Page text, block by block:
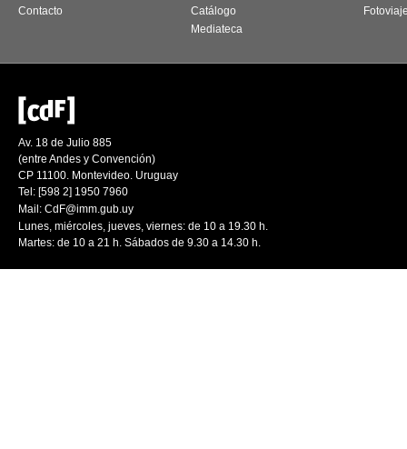
Contacto
Catálogo
Mediateca
Av. 18 de Julio 885
(entre Andes y Convención)
CP 11100. Montevideo. Uruguay
Tel: [598 2] 1950 7960
Mail: CdF@imm.gub.uy
Lunes, miércoles, jueves, viernes: de 10 a 19.30 h.
Martes: de 10 a 21 h. Sábados de 9.30 a 14.30 h.